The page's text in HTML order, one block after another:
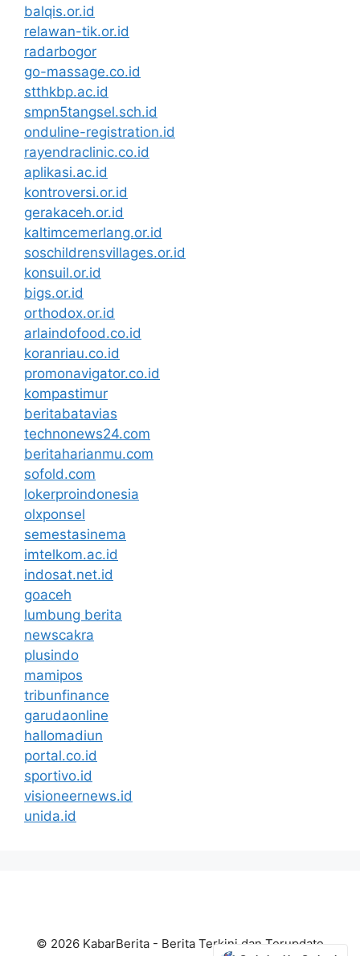
balqis.or.id
relawan-tik.or.id
radarbogor
go-massage.co.id
stthkbp.ac.id
smpn5tangsel.sch.id
onduline-registration.id
rayendraclinic.co.id
aplikasi.ac.id
kontroversi.or.id
gerakaceh.or.id
kaltimcemerlang.or.id
soschildrensvillages.or.id
konsuil.or.id
bigs.or.id
orthodox.or.id
arlaindofood.co.id
koranriau.co.id
promonavigator.co.id
kompastimur
beritabatavias
technonews24.com
beritaharianmu.com
sofold.com
lokerproindonesia
olxponsel
semestasinema
imtelkom.ac.id
indosat.net.id
goaceh
lumbung berita
newscakra
plusindo
mamipos
tribunfinance
garudaonline
hallomadiun
portal.co.id
sportivo.id
visioneernews.id
unida.id
© 2026 KabarBerita - Berita Terkini dan Terupdate